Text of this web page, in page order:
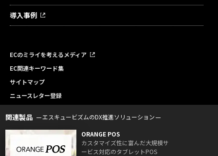
導入事例
ECのミライを考えるメディア
EC関連キーワード集
サイトマップ
ニュースレター登録
関連製品 エスキュービズムのDX推進ソリューション
ORANGE POS
カスタマイズ性に富んだ大規模サ
ービス対応のタブレットPOS